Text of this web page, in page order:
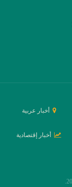
أخبار عربية
أخبار إقتصادية